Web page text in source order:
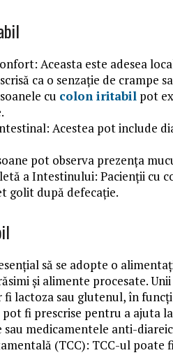
Aceasta este adesea
ca o senzație de crampe
cu colon iritabil pot
Acestea pot include
pot observa prezența
a Intestinului: Pacienții cu
golit după defecație.
să se adopte o
și alimente procesate.
lactoza sau glutenul, în
fi prescrise pentru a ajuta
medicamentele anti-
(TCC): TCC-ul poate